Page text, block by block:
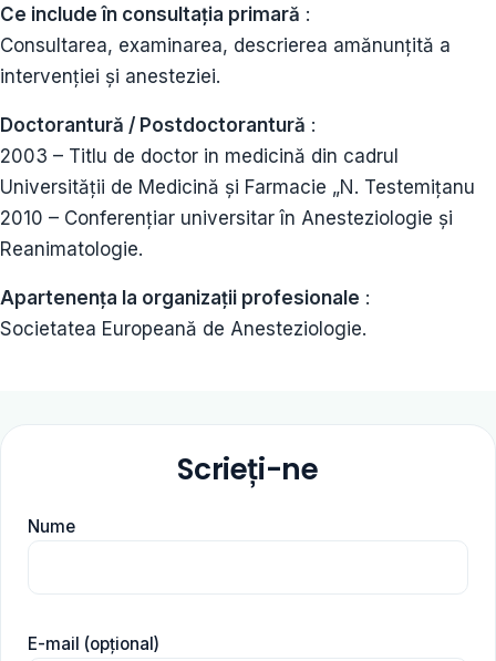
Ce include în consultația primară :
Consultarea, examinarea, descrierea amănunțită a
intervenției și anesteziei.
Doctorantură / Postdoctorantură :
2003 – Titlu de doctor in medicină din cadrul
Universității de Medicină și Farmacie „N. Testemițanu
2010 – Conferențiar universitar în Anesteziologie și
Reanimatologie.
Apartenența la organizații profesionale :
Societatea Europeană de Anesteziologie.
Scrieți-ne
Nume
E-mail (opțional)